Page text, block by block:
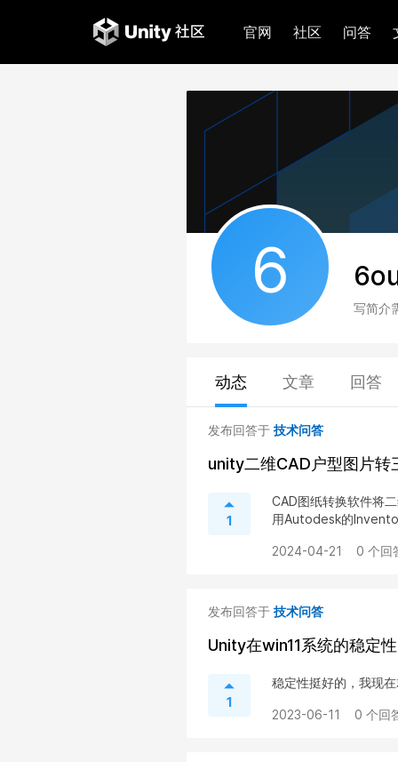
官网 社区 问答
6
写简介
动态 文章 回答
发布回答于 技术问答
unity二维CAD户型图片转
1
CAD图纸转换软件将
用Autodesk的
2024-04-21 0 个回
发布回答于 技术问答
Unity在win11系统的稳定性
1
稳定性挺好的，我现
2023-06-11 0 个回